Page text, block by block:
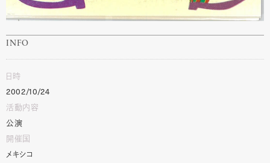
INFO
日時
2002/10/24
活動内容
公演
開催国
メキシコ